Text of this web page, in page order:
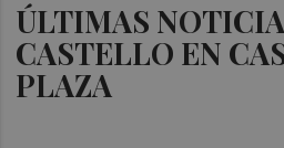
ÚLTIMAS
CASTELLO EN
PLAZA